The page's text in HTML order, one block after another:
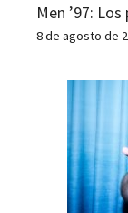
Men ’97:
8 de agosto de